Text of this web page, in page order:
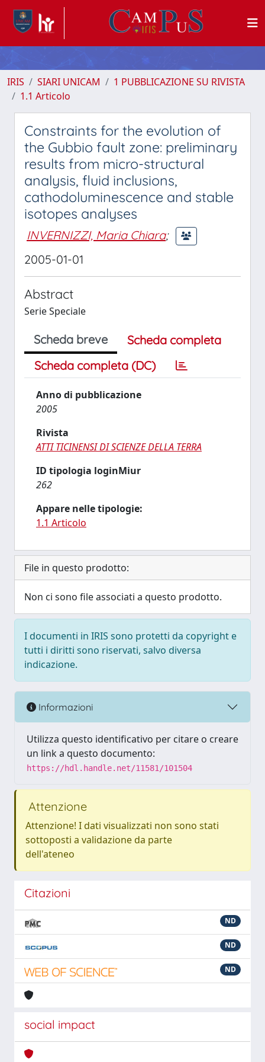
IRIS SIARI UNICAM
1 PUBBLICAZIONE SU RIVISTA
1.1 Articolo
Constraints for the evolution of
the Gubbio fault zone: preliminary
results from micro-structural
analysis, fluid inclusions,
cathodoluminescence and stable
isotopes analyses
INVERNIZZI, Maria Chiara;
2005-01-01
Abstract
Serie Speciale
Scheda breve
Scheda completa
Scheda completa (DC)
Anno di pubblicazione
2005
Rivista
ATTI TICINENSI DI SCIENZE DELLA TERRA
ID tipologia loginMiur
262
Appare nelle tipologie:
1.1 Articolo
File in questo prodotto:
Non ci sono file associati a questo prodotto.
I documenti in IRIS sono protetti da copyright e
tutti i diritti sono riservati, salvo diversa
indicazione.
Informazioni
Utilizza questo identificativo per citare o creare
un link a questo documento:
https://hdl.handle.net/11581/101504
Attenzione
Attenzione! I dati visualizzati non sono stati
sottoposti a validazione da parte
dell'ateneo
Citazioni
ND
ND
ND
social impact